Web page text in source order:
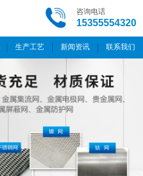
咨询电话
15355554320
生产工艺 新闻资讯 联系我们